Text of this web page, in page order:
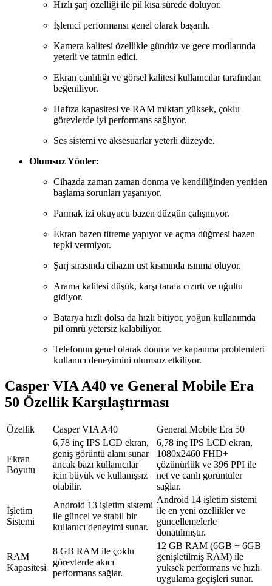
Hızlı şarj özelliği ile pil kısa sürede doluyor.
İşlemci performansı genel olarak başarılı.
Kamera kalitesi özellikle gündüz ve gece modlarında
yeterli ve tatmin edici.
Ekran canlılığı ve görsel kalitesi kullanıcılar tarafından
beğeniliyor.
Hafıza kapasitesi ve RAM miktarı yüksek, çoklu
görevlerde iyi performans sağlıyor.
Ses sistemi ve aksesuarlar yeterli düzeyde.
Olumsuz Yönler:
Cihazda zaman zaman donma ve kendiliğinden yeniden
başlama sorunları yaşanıyor.
Parmak izi okuyucu bazen düzgün çalışmıyor.
Ekran bazen titreme yapıyor ve açma düğmesi bazen
tepki vermiyor.
Şarj sırasında cihazın üst kısmında ısınma oluyor.
Arama kalitesi düşük, karşı tarafa cızırtı ve uğultu
gidiyor.
Batarya hızlı dolsa da hızlı bitiyor, yoğun kullanımda
pil ömrü yetersiz kalabiliyor.
Telefonun genel olarak donma ve kapanma problemleri
kullanıcı deneyimini olumsuz etkiliyor.
Casper VIA A40 ve General Mobile Era
50 Özellik Karşılaştırması
Özellik Casper VIA A40 General Mobile Era 50
Ekran
Boyutu
6,78 inç IPS LCD ekran,
geniş görüntü alanı sunar
ancak bazı kullanıcılar
için büyük ve kullanışsız
olabilir.
6,78 inç IPS LCD ekran,
1080x2460 FHD+
çözünürlük ve 396 PPI ile
net ve canlı görüntüler
sağlar.
İşletim
Sistemi
Android 13 işletim sistemi
ile güncel ve stabil bir
kullanıcı deneyimi sunar.
Android 14 işletim sistemi
ile en yeni özellikler ve
güncellemelerle
donatılmıştır.
RAM
Kapasitesi
8 GB RAM ile çoklu
görevlerde akıcı
performans sağlar.
12 GB RAM (6GB + 6GB
genişletilmiş RAM) ile
yüksek performans ve hızlı
uygulama geçişleri sunar.